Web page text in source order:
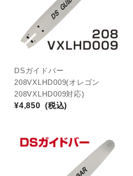
DSガイドバー
208VXLHD009(オレゴン
208VXLHD009対応)
¥4,850 (税込)